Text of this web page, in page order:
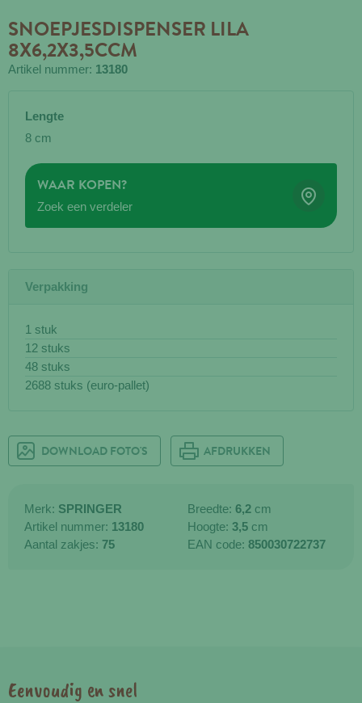
SNOEPJESDISPENSER LILA
8X6,2X3,5CCM
Artikel nummer: 13180
Lengte
8 cm
WAAR KOPEN?
Zoek een verdeler
Verpakking
1 stuk
12 stuks
48 stuks
2688 stuks (euro-pallet)
DOWNLOAD FOTO'S AFDRUKKEN
Merk: SPRINGER
Artikel nummer: 13180
Aantal zakjes: 75
Breedte: 6,2 cm
Hoogte: 3,5 cm
EAN code: 850030722737
Voordelen
Eenvoudig en snel